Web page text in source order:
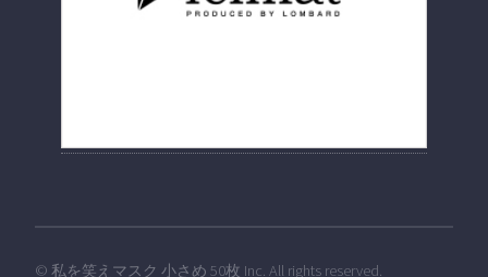
© 私を笑えマスク 小さめ 50枚 Inc. All rights reserved.